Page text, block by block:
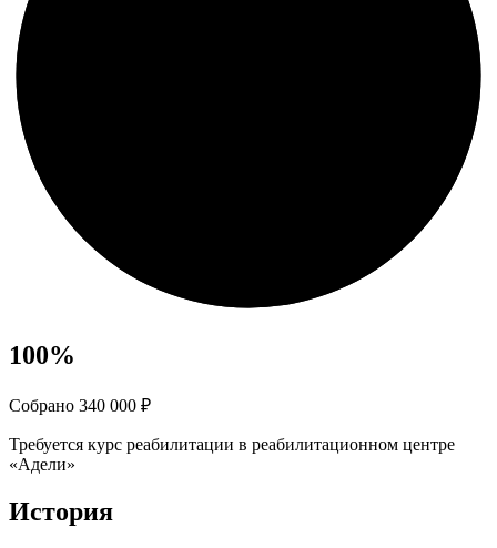
100%
Собрано 340 000 ₽
Требуется курс реабилитации в реабилитационном центре
«Адели»
История